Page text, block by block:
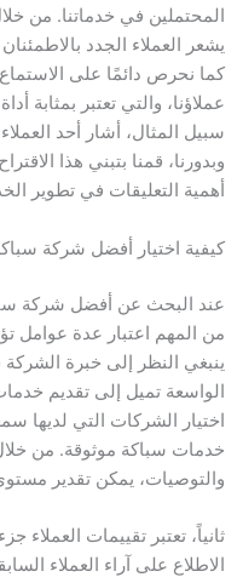
المحتملين في خدماتنا. من
يشعر العملاء الجدد
كما نحرص دائمًا على
عملاؤنا، والتي تعتبر بمثابة
سبيل المثال، أشار أحد
وبدورنا، قمنا بتبني هذا
أهمية التعليقات في تطوير
كيفية اختيار أفضل شركة
عند البحث عن أفضل شركة
من المهم اعتبار عدة عوامل
ينبغي النظر إلى خبرة
الواسعة تميل إلى تقديم
اختيار الشركات التي لديها
خدمات سباكة موثوقة. من
والتوصيات، يمكن تقدير مستوى
ثانياً، تعتبر تقييمات العملاء
الاطلاع على آراء العملاء